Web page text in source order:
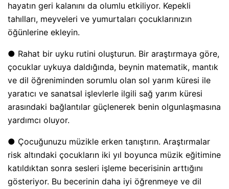
hayatın geri kalanını da olumlu etkiliyor. Kepekli
tahılları, meyveleri ve yumurtaları çocuklarınızın
öğünlerine ekleyin.
● Rahat bir uyku rutini oluşturun. Bir araştırmaya göre,
çocuklar uykuya daldığında, beynin matematik, mantık
ve dil öğreniminden sorumlu olan sol yarım küresi ile
yaratıcı ve sanatsal işlevlerle ilgili sağ yarım küresi
arasındaki bağlantılar güçlenerek benin olgunlaşmasına
yardımcı oluyor.
● Çocuğunuzu müzikle erken tanıştırın. Araştırmalar
risk altındaki çocukların iki yıl boyunca müzik eğitimine
katıldıktan sonra sesleri işleme becerisinin arttığını
gösteriyor. Bu becerinin daha iyi öğrenmeye ve dil